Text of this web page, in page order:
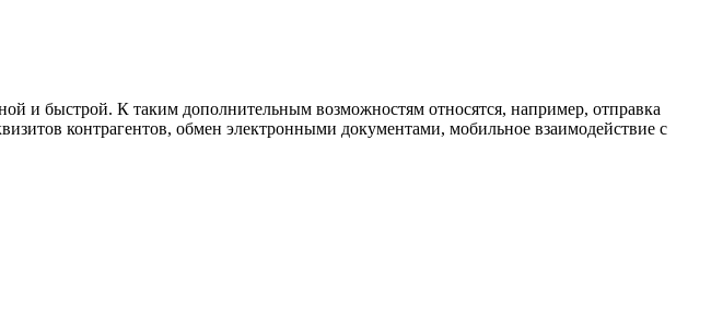
и быстрой. К таким дополнительным возможностям относятся, например, отправка
контрагентов, обмен электронными документами, мобильное взаимодействие с